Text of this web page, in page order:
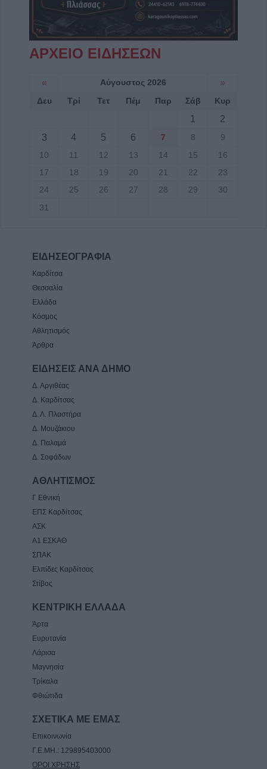
ΑΡΧΕΙΟ ΕΙΔΗΣΕΩΝ
« Αύγουστος 2026 »
Δευ Τρί Τετ Πέμ Παρ Σάβ Κυρ
1
2
3
4 5 6 7 8
9
10
11 12 13 14 15
16
17
18 19 20 21 22
23
24
25 26 27 28 29
30
31
ΕΙΔΗΣΕΟΓΡΑΦΙΑ
Καρδίτσα
Θεσσαλία
Ελλάδα
Κόσμος
Αθλητισμός
Άρθρα
ΕΙΔΗΣΕΙΣ ΑΝΑ ΔΗΜΟ
Δ. Αργιθέας
Δ. Καρδίτσας
Δ. Λ. Πλαστήρα
Δ. Μουζάκιου
Δ. Παλαμά
Δ. Σοφάδων
ΑΘΛΗΤΙΣΜΟΣ
Γ Εθνική
ΕΠΣ Καρδίτσας
ΑΣΚ
Α1 ΕΣΚΑΘ
ΣΠΑΚ
Ελπίδες Καρδίτσας
Στίβος
ΚΕΝΤΡΙΚΗ ΕΛΛΑΔΑ
Άρτα
Ευρυτανία
Λάρισα
Μαγνησία
Τρίκαλα
Φθιώτιδα
ΣΧΕΤΙΚΑ ΜΕ ΕΜΑΣ
Επικοινωνία
Γ.Ε.ΜΗ.: 129895403000
ΟΡΟΙ ΧΡΗΣΗΣ